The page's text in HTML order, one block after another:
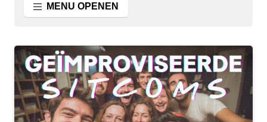
MENU OPENEN